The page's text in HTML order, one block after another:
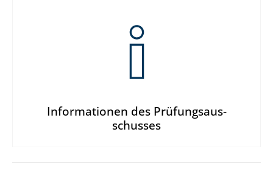
Informationen des Prüfungsaus­
schusses